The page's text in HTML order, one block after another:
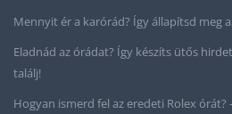
Mennyit ér a karórád? Így állapítsd meg
Eladnád az órádat? Így készíts ütős
találj!
Hogyan ismerd fel az eredeti Rolex órát?